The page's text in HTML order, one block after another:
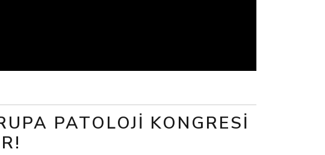
PATOLOJI KONGRESI